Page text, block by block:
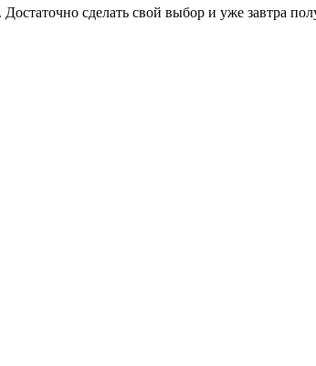
сделать свой выбор и уже завтра